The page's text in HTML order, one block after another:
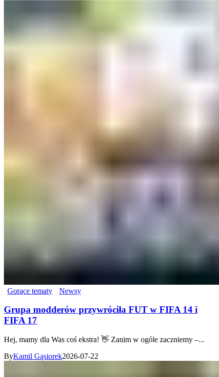
Gorące tematy Newsy
Grupa modderów przywróciła FUT w FIFA 14 i
FIFA 17
Hej, mamy dla Was coś ekstra! 👋 Zanim w ogóle zaczniemy –...
ByKamil Gąsiorek2026-07-22